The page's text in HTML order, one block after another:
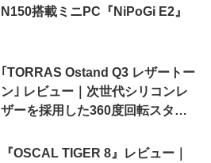
N150搭載ミニPC『NiPoGi E2』
｢TORRAS Ostand Q3 レザートー
ン｣ レビュー｜次世代シリコンレ
ザーを採用した360度回転スタン
『OSCAL TIGER 8』レビュー｜